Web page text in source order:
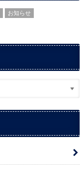
お知らせ